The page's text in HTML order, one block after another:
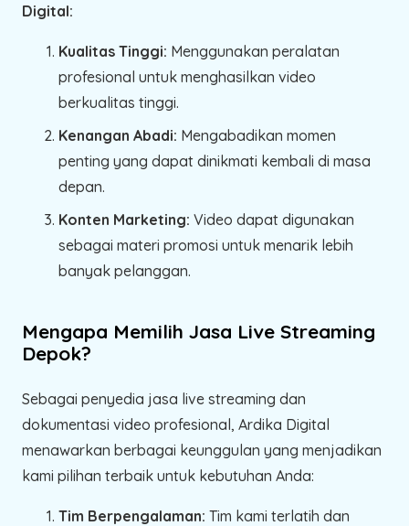
Digital:
Kualitas Tinggi: Menggunakan peralatan
profesional untuk menghasilkan video
berkualitas tinggi.
Kenangan Abadi: Mengabadikan momen
penting yang dapat dinikmati kembali di masa
depan.
Konten Marketing: Video dapat digunakan
sebagai materi promosi untuk menarik lebih
banyak pelanggan.
Mengapa Memilih Jasa Live Streaming
Depok?
Sebagai penyedia jasa live streaming dan
dokumentasi video profesional, Ardika Digital
menawarkan berbagai keunggulan yang menjadikan
kami pilihan terbaik untuk kebutuhan Anda:
Tim Berpengalaman: Tim kami terlatih dan